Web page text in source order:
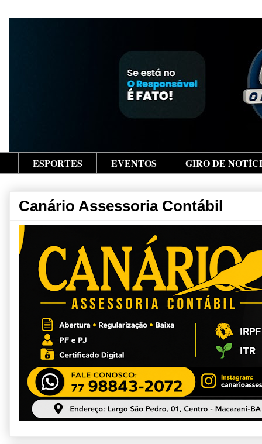
ESPORTES EVENTOS GIRO DE
Canário Assessoria Contábil